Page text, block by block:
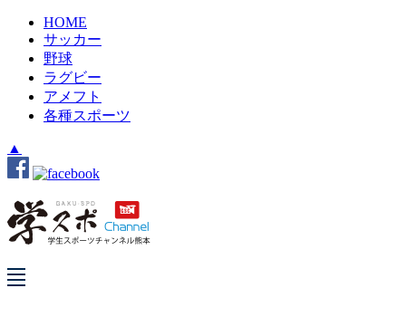
HOME
サッカー
野球
ラグビー
アメフト
各種スポーツ
▲